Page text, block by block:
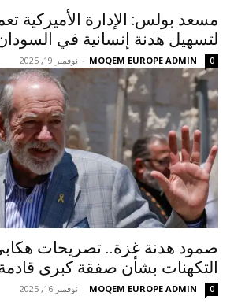
مسعد بولس: الإدارة الأميركية
لتسهيل هدنة إنسانية في
MOQEM EUROPE ADMIN
- نوفمبر 19, 2025 0
صمود هدنة غزة.. تصريحات
التكهنات بشأن صفقة كبرى
MOQEM EUROPE ADMIN
- نوفمبر 16, 2025 0